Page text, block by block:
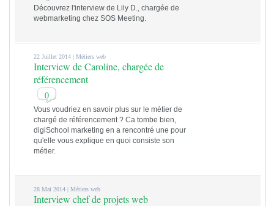
Découvrez l'interview de Lily D., chargée de
webmarketing chez SOS Meeting.
22 Juillet 2014 |Métiers web
Interview de Caroline, chargée de
référencement
0
Vous voudriez en savoir plus sur le métier de
chargé de référencement ? Ca tombe bien,
digiSchool marketing en a rencontré une pour
qu'elle vous explique en quoi consiste son
métier.
28 Mai 2014 |Métiers web
Interview chef de projets web